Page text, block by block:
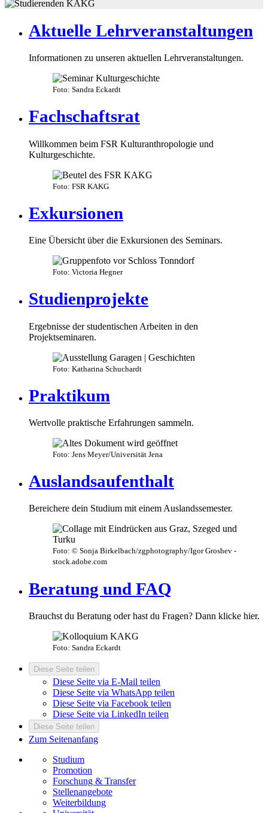
Aktuelle Lehrveranstaltungen
Informationen zu unseren aktuellen Lehrveranstaltungen.
Foto: Sandra Eckardt
Fachschaftsrat
Willkommen beim FSR Kulturanthropologie und
Kulturgeschichte.
Foto: FSR KAKG
Exkursionen
Eine Übersicht über die Exkursionen des Seminars.
Foto: Victoria Hegner
Studienprojekte
Ergebnisse der studentischen Arbeiten in den
Projektseminaren.
Foto: Katharina Schuchardt
Praktikum
Wertvolle praktische Erfahrungen sammeln.
Foto: Jens Meyer/Universität Jena
Auslandsaufenthalt
Bereichere dein Studium mit einem Auslandssemester.
Foto: © Sonja Birkelbach/zgphotography/Igor Groshev -
stock.adobe.com
Beratung und FAQ
Brauchst du Beratung oder hast du Fragen? Dann klicke hier.
Foto: Sandra Eckardt
Diese Seite teilen
Diese Seite via E-Mail teilen
Diese Seite via WhatsApp teilen
Diese Seite via Facebook teilen
Diese Seite via LinkedIn teilen
Diese Seite teilen
Zum Seitenanfang
Studium
Promotion
Forschung & Transfer
Stellenangebote
Weiterbildung